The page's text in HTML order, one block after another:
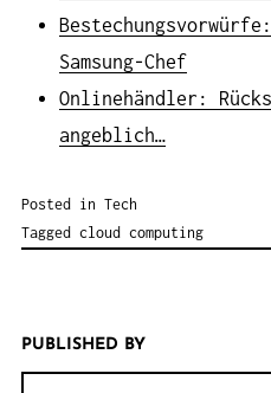
Samsung-Chef
Onlinehändler:
angeblich…
Posted in Tech
Tagged cloud computing
PUBLISHED BY